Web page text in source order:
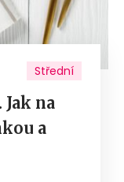
Střední
na
a